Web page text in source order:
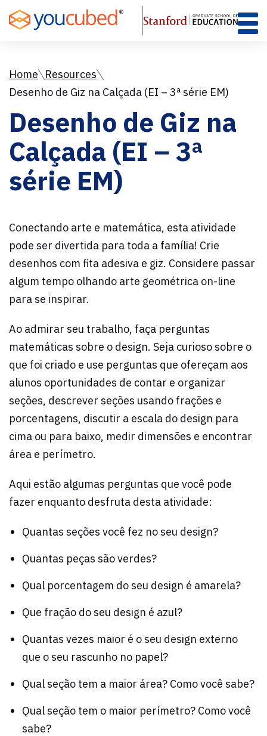
to
Content
Home
Resources
Desenho de Giz na Calçada (EI – 3ª série EM)
Desenho de Giz na
Calçada (EI – 3ª
série EM)
Conectando arte e matemática, esta atividade
pode ser divertida para toda a família! Crie
desenhos com fita adesiva e giz. Considere passar
algum tempo olhando arte geométrica on-line
para se inspirar.
Ao admirar seu trabalho, faça perguntas
matemáticas sobre o design. Seja curioso sobre o
que foi criado e use perguntas que ofereçam aos
alunos oportunidades de contar e organizar
seções, descrever seções usando frações e
porcentagens, discutir a escala do design para
cima ou para baixo, medir dimensões e encontrar
área e perímetro.
Aqui estão algumas perguntas que você pode
fazer enquanto desfruta desta atividade:
Quantas seções você fez no seu design?
Quantas peças são verdes?
Qual porcentagem do seu design é amarela?
Que fração do seu design é azul?
Quantas vezes maior é o seu design externo
que o seu rascunho no papel?
Qual seção tem a maior área? Como você sabe?
Qual seção tem o maior perímetro? Como você
sabe?